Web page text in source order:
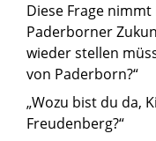
Diese Frage nimmt
Paderborner
wieder stellen
von Paderborn?“
„Wozu bist du da,
Freudenberg?“